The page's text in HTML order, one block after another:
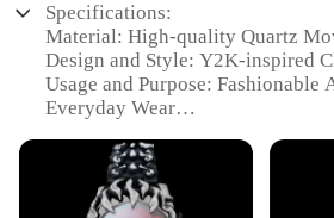
Specifications:
Material: High-quality Quartz
Design and Style: Y2K-inspired
Usage and Purpose: Fashionable
Everyday Wear
Performance and Property:
Parts and Accessories: Includes
and Vendors